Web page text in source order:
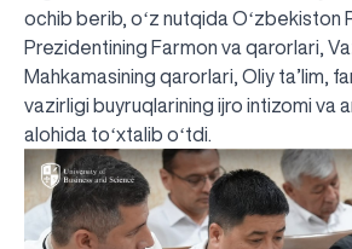
ochib berib, oʻz nutqida Oʻzbekiston
Prezidentining Farmon va qarorlari,
Mahkamasining qarorlari, Oliy ta’lim,
vazirligi buyruqlarining ijro intizomi va
alohida toʻxtalib oʻtdi.